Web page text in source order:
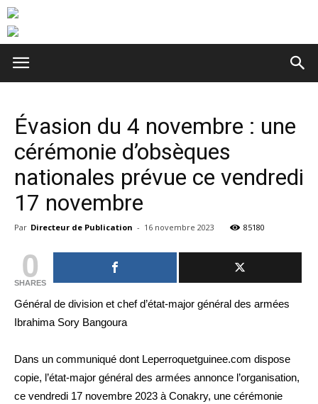
Évasion du 4 novembre : une
cérémonie d’obsèques
nationales prévue ce vendredi
17 novembre
Par Directeur de Publication - 16 novembre 2023 85180
0
SHARES
Général de division et chef d’état-major général des armées
Ibrahima Sory Bangoura
Dans un communiqué dont Leperroquetguinee.com dispose
copie, l’état-major général des armées annonce l’organisation,
ce vendredi 17 novembre 2023 à Conakry, une cérémonie